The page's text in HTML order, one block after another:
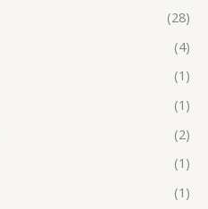
(28)
(4)
(1)
(1)
(2)
(1)
(1)